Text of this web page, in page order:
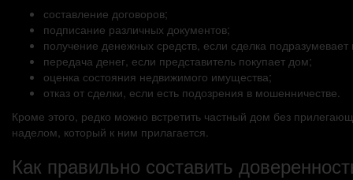
составление договоров;
подписание различных документов;
получение денежных средств, если сделка
передача денег, если представитель покупает дом;
оценка состояния недвижимого имущества;
отказ от сделки, если есть подозрения в мошенничестве.
Кроме этого, редко можно встретить частный дом без
наделом, который к ним прилагается.
Как правильно составить